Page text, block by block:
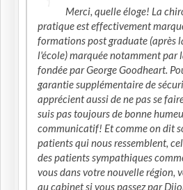
Merci, quelle éloge! La
pratique est effectivement
formations post graduate (après
l'école) marquée notamment par
fondée par George Goodheart.
garantie supplémentaire de
apprécient aussi de ne pas se
suis pas toujours de bonne
communicatif! Et comme on dit
patients qui nous ressemblent,
des patients sympathiques
vous dans votre nouvelle région,
au cabinet si vous passez par